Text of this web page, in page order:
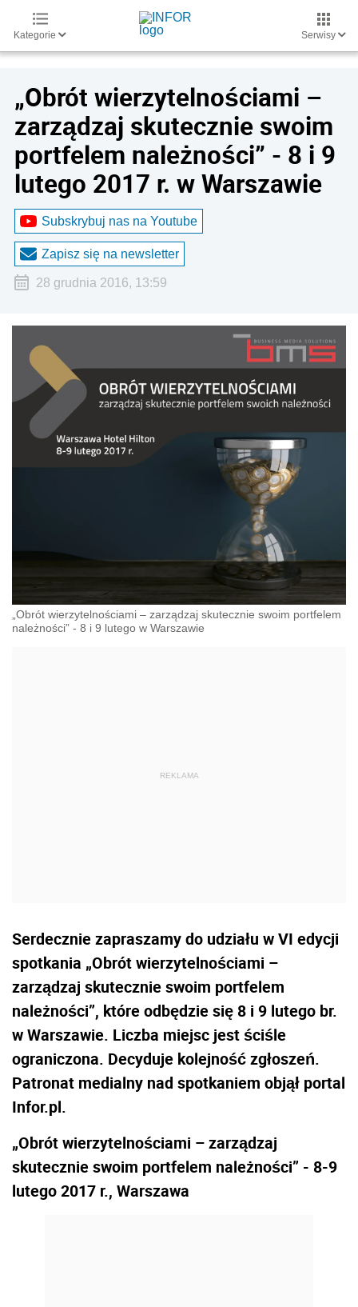
Kategorie Serwisy
„Obrót wierzytelnościami –
zarządzaj skutecznie swoim
portfelem należności” - 8 i 9
lutego 2017 r. w Warszawie
Subskrybuj nas na Youtube
Zapisz się na newsletter
28 grudnia 2016, 13:59
„Obrót wierzytelnościami – zarządzaj skutecznie swoim portfelem
należności” - 8 i 9 lutego w Warszawie
Serdecznie zapraszamy do udziału w VI edycji
spotkania „Obrót wierzytelnościami –
zarządzaj skutecznie swoim portfelem
należności”, które odbędzie się 8 i 9 lutego br.
w Warszawie. Liczba miejsc jest ściśle
ograniczona. Decyduje kolejność zgłoszeń.
Patronat medialny nad spotkaniem objął portal
Infor.pl.
„Obrót wierzytelnościami – zarządzaj
skutecznie swoim portfelem należności” - 8-9
lutego 2017 r., Warszawa